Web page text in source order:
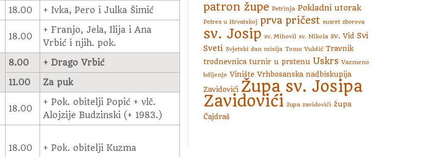
18.00 + Ivka, Pero i Julka Šimić
18.00
+ Franjo, Jela, Ilija i Ana
Vrbić i njih. pok.
8.00
+ Drago Vrbić
11.00
Za puk
18.00
+ Pok. obitelji Popić + vlč.
Alojzije Budzinski (+ 1983.)
18.00 + Pok. obitelji Kuzma
patron župe Petrinja Pokladni utorak
Potres u Hrvatskoj prva pričest susret zborova
sv. Josip sv. Mihovil sv. Nikola sv. Vid Svi
Sveti Svjetski dan misija Tomo Vukšić Travnik
trodnevnica turnir u prstenu Uskrs Vazmeno
bdijenje Vinište Vrhbosanska nadbiskupija
Zavidovići Župa sv. Josipa
Zavidovići župa zavidovići župa
Čajdraš